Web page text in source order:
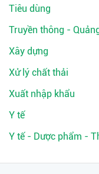
Tiêu dùng
Truyền thông -
Xây dựng
Xử lý chất thải
Xuất nhập khẩu
Y tế
Y tế - Dược phẩm -